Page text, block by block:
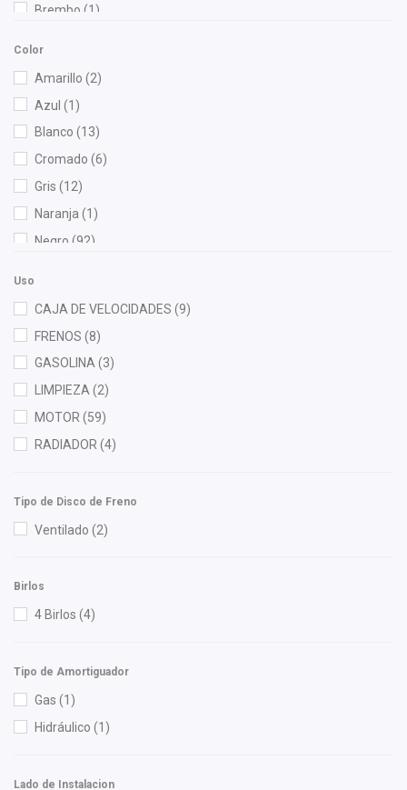
Brembo (1)
Dynamik (1)
FAG(1)
Fritec(2)
Gates(3)
Gonher (8)
Good Go(4)
Herta(3)
HUSHAN (1)
(3)
Color
Amarillo (2)
Azul (1)
Blanco (13)
Cromado (6)
Gris (12)
Naranja (1)
Negro (92)
Uso
CAJA DE VELOCIDADES (9)
FRENOS (8)
GASOLINA(3)
LIMPIEZA (2)
MOTOR (59)
RADIADOR (4)
Tipo de Disco de Freno
Ventilado (2)
Birlos
4 Birlos (4)
Tipo de Amortiguador
Gas (1)
Hidráulico (1)
Lado de Instalacion